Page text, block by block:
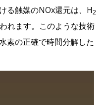
る触媒のNOx還元は、H2
れます。このような技術
素の正確で時間分解した